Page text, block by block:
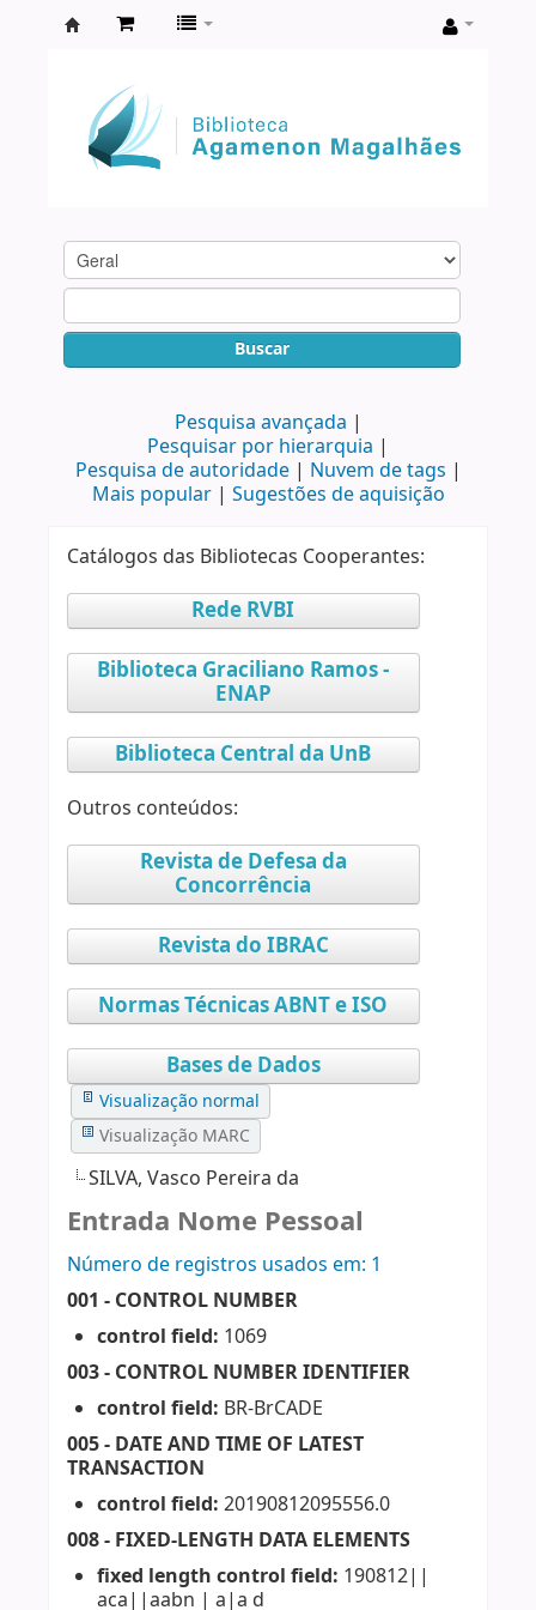
Agamenon
Magalhães
Buscar
Pesquisa avançada
Pesquisar por hierarquia
Pesquisa de autoridade
Nuvem de tags
Mais popular
Sugestões de aquisição
Catálogos das Bibliotecas Cooperantes:
Rede RVBI
Biblioteca Graciliano Ramos -
ENAP
Biblioteca Central da UnB
Outros conteúdos:
Revista de Defesa da
Concorrência
Revista do IBRAC
Normas Técnicas ABNT e ISO
Bases de Dados
Visualização normal
Visualização MARC
SILVA, Vasco Pereira da
Entrada Nome Pessoal
Número de registros usados ​​em: 1
001 - CONTROL NUMBER
control field: 1069
003 - CONTROL NUMBER IDENTIFIER
control field: BR-BrCADE
005 - DATE AND TIME OF LATEST
TRANSACTION
control field: 20190812095556.0
008 - FIXED-LENGTH DATA ELEMENTS
fixed length control field: 190812||
aca||aabn | a|a d